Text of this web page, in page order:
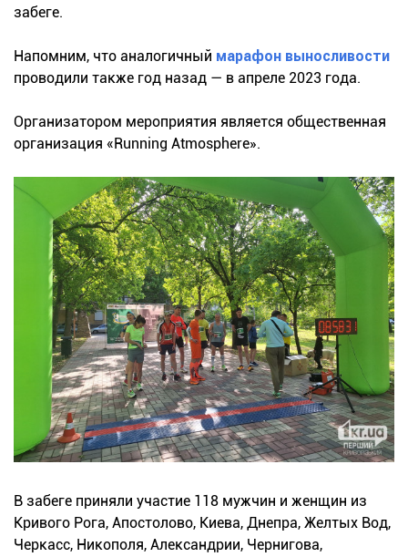
забеге.
Напомним, что аналогичный марафон выносливости
проводили также год назад — в апреле 2023 года.
Организатором мероприятия является общественная
организация «Running Atmosphere».
В забеге приняли участие 118 мужчин и женщин из
Кривого Рога, Апостолово, Киева, Днепра, Желтых Вод,
Черкасс, Никополя, Александрии, Чернигова,